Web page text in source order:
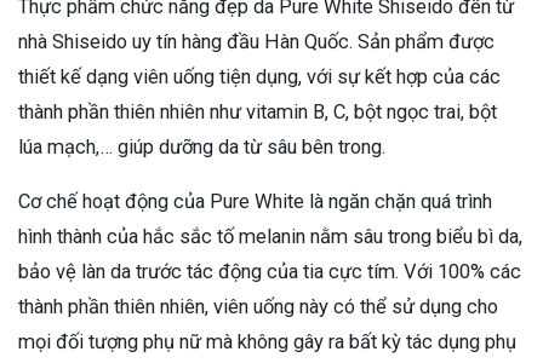
Thực phẩm chức năng đẹp da Pure White Shiseido đến từ
nhà Shiseido uy tín hàng đầu Hàn Quốc. Sản phẩm được
thiết kế dạng viên uống tiện dụng, với sự kết hợp của các
thành phần thiên nhiên như vitamin B, C, bột ngọc trai, bột
lúa mạch,… giúp dưỡng da từ sâu bên trong.
Cơ chế hoạt động của Pure White là ngăn chặn quá trình
hình thành của hắc sắc tố melanin nằm sâu trong biểu bì da,
bảo vệ làn da trước tác động của tia cực tím. Với 100% các
thành phần thiên nhiên, viên uống này có thể sử dụng cho
mọi đối tượng phụ nữ mà không gây ra bất kỳ tác dụng phụ